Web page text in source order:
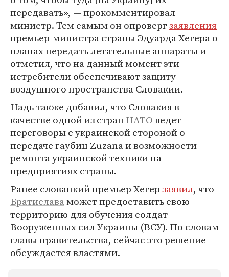
передавать», — прокомментировал
министр. Тем самым он опровергзаявления
премьер-министра страны Эдуарда Хегера о
планах передать летательные аппараты и
отметил, что на данный момент эти
истребители обеспечивают защиту
воздушного пространства Словакии.
Надь также добавил, что Словакия в
качестве одной из странНАТОведет
переговоры с украинской стороной о
передаче гаубиц Zuzana и возможности
ремонта украинской техники на
предприятиях страны.
Ранее словацкий премьер Хегерзаявил, что
Братиславаможет предоставить свою
территорию для обучения солдат
Вооруженных сил Украины (ВСУ). По словам
главы правительства, сейчас это решение
обсуждается властями.